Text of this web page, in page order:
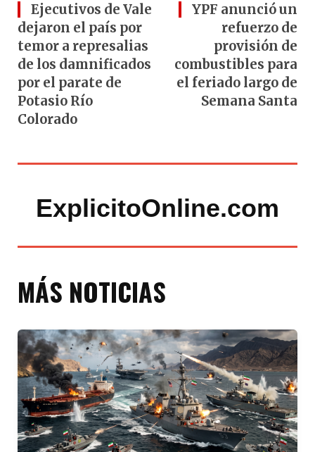
Ejecutivos de Vale
dejaron el país por
temor a represalias
de los damnificados
por el parate de
Potasio Río
Colorado
YPF anunció un
refuerzo de
provisión de
combustibles para
el feriado largo de
Semana Santa
ExplicitoOnline.com
MÁS NOTICIAS